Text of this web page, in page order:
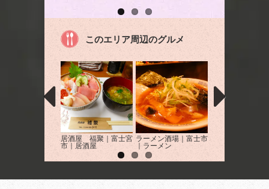
このエリア周辺のグルメ
居酒屋 福聚｜富士宮
市｜居酒屋
ラーメン酒場｜富士市
｜ラーメン
市｜和食